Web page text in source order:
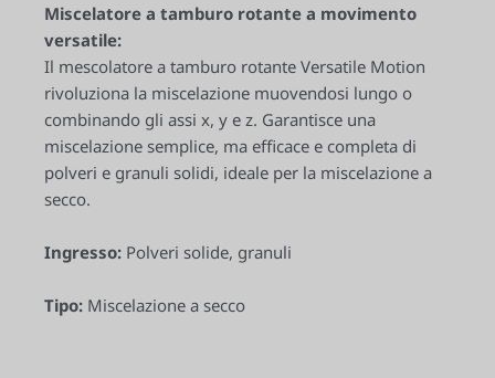
Miscelatore a tamburo rotante a movimento
versatile:
Il mescolatore a tamburo rotante Versatile Motion
rivoluziona la miscelazione muovendosi lungo o
combinando gli assi x, y e z. Garantisce una
miscelazione semplice, ma efficace e completa di
polveri e granuli solidi, ideale per la miscelazione a
secco.
Ingresso: Polveri solide, granuli
Tipo: Miscelazione a secco